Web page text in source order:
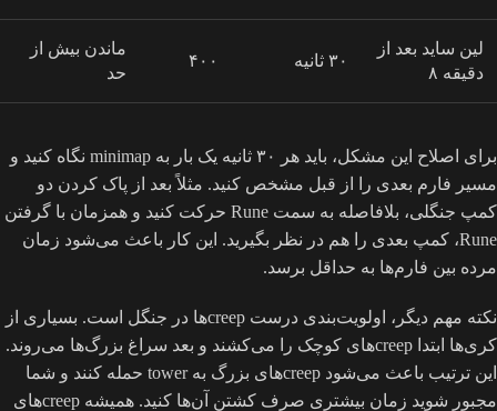
لین ساید بعد از
دقیقه ۸
۳۰ ثانیه ۴۰۰
ماندن بیش از
حد
برای اصلاح این مشکل، باید هر ۳۰ ثانیه یک بار به minimap نگاه کنید و
مسیر فارم بعدی را از قبل مشخص کنید. مثلاً بعد از پاک کردن دو
کمپ جنگلی، بلافاصله به سمت Rune حرکت کنید و همزمان با گرفتن
Rune، کمپ بعدی را هم در نظر بگیرید. این کار باعث می‌شود زمان
مرده بین فارم‌ها به حداقل برسد.
نکته مهم دیگر، اولویت‌بندی درست creepها در جنگل است. بسیاری از
کری‌ها ابتدا creepهای کوچک را می‌کشند و بعد سراغ بزرگ‌ها می‌روند.
این ترتیب باعث می‌شود creepهای بزرگ به tower حمله کنند و شما
مجبور شوید زمان بیشتری صرف کشتن آن‌ها کنید. همیشه creepهای